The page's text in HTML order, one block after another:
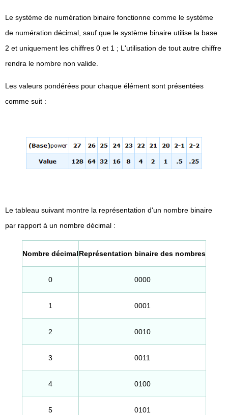
Le système de numération binaire fonctionne comme le système
de numération décimal, sauf que le système binaire utilise la base
2 et uniquement les chiffres 0 et 1 ; L'utilisation de tout autre chiffre
rendra le nombre non valide.
Les valeurs pondérées pour chaque élément sont présentées
comme suit :
Le tableau suivant montre la représentation d'un nombre binaire
par rapport à un nombre décimal :
Nombre décimalReprésentation binaire des nombres
0 0000
1 0001
2 0010
3 0011
4 0100
5 0101